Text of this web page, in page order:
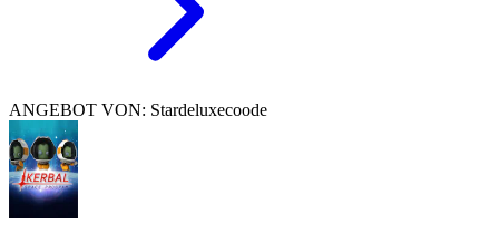
ANGEBOT VON: Stardeluxecoode